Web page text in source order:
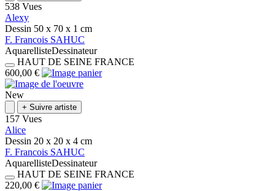
538 Vues
Alexy
Dessin 50 x 70 x 1 cm
F. Francois SAHUC
AquarellisteDessinateur
HAUT DE SEINE FRANCE
600,00 €
New
+ Suivre artiste
157 Vues
Alice
Dessin 20 x 20 x 4 cm
F. Francois SAHUC
AquarellisteDessinateur
HAUT DE SEINE FRANCE
220,00 €